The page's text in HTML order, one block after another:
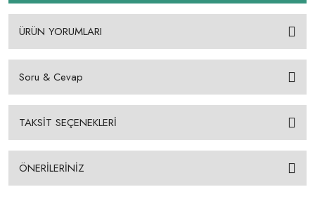
ÜRÜN YORUMLARI
Soru & Cevap
TAKSİT SEÇENEKLERİ
ÖNERİLERİNİZ